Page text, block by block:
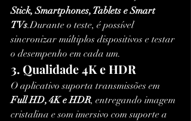
Stick, Smartphones, Tablets e Smart
TVs.Durante o teste, é possível
sincronizar múltiplos dispositivos e testar
o desempenho em cada um.
3. Qualidade 4K e HDR
O aplicativo suporta transmissões em
Full HD, 4K e HDR, entregando imagem
cristalina e som imersivo com suporte a